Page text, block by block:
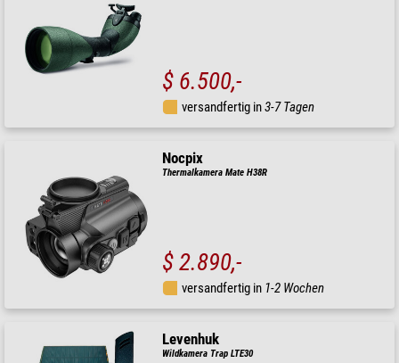
$ 6.500,-
versandfertig in3-7 Tagen
Nocpix
Thermalkamera Mate H38R
$ 2.890,-
versandfertig in 1-2 Wochen
Levenhuk
Wildkamera Trap LTE30